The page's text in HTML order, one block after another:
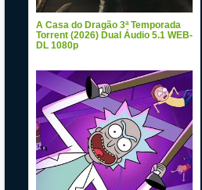
A Casa do Dragão 3ª Temporada
Torrent (2026) Dual Áudio 5.1 WEB-
DL 1080p